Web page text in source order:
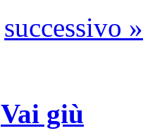
successivo »
Vai giù